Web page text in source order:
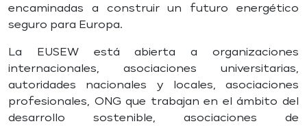
encaminadas a construir un futuro energético
seguro para Europa.
La EUSEW está abierta a organizaciones
internacionales, asociaciones universitarias,
autoridades nacionales y locales, asociaciones
profesionales, ONG que trabajan en el ámbito del
desarrollo sostenible, asociaciones de